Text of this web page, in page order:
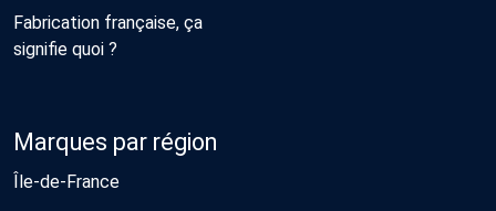
Fabrication française, ça
signifie quoi ?
Marques par région
Île-de-France